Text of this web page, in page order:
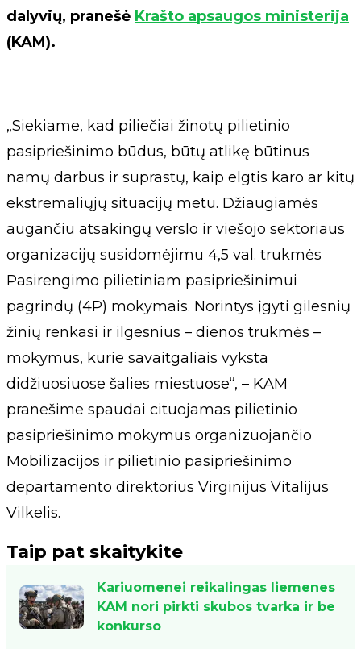
dalyvių, pranešė Krašto apsaugos ministerija
(KAM).
„Siekiame, kad piliečiai žinotų pilietinio
pasipriešinimo būdus, būtų atlikę būtinus
namų darbus ir suprastų, kaip elgtis karo ar kitų
ekstremaliųjų situacijų metu. Džiaugiamės
augančiu atsakingų verslo ir viešojo sektoriaus
organizacijų susidomėjimu 4,5 val. trukmės
Pasirengimo pilietiniam pasipriešinimui
pagrindų (4P) mokymais. Norintys įgyti gilesnių
žinių renkasi ir ilgesnius – dienos trukmės –
mokymus, kurie savaitgaliais vyksta
didžiuosiuose šalies miestuose“, – KAM
pranešime spaudai cituojamas pilietinio
pasipriešinimo mokymus organizuojančio
Mobilizacijos ir pilietinio pasipriešinimo
departamento direktorius Virginijus Vitalijus
Vilkelis.
Taip pat skaitykite
Kariuomenei reikalingas liemenes
KAM nori pirkti skubos tvarka ir be
konkurso